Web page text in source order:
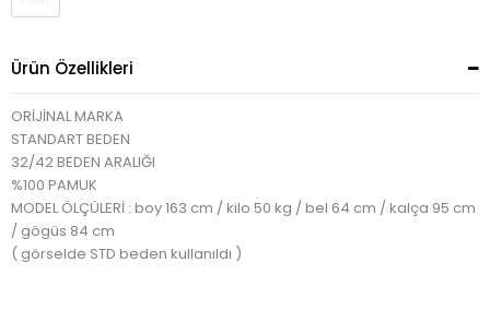
Ürün Özellikleri
ORİJİNAL MARKA
STANDART BEDEN
32/42 BEDEN ARALIĞI
%100 PAMUK
MODEL ÖLÇÜLERİ : boy 163 cm / kilo 50 kg / bel 64 cm / kalça 95 cm
/ gögüs 84 cm
( görselde STD beden kullanıldı )